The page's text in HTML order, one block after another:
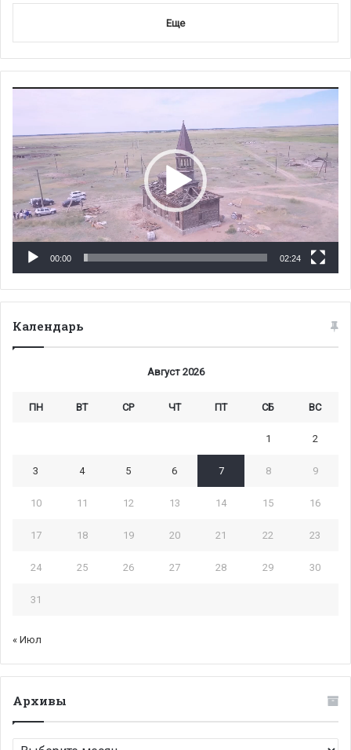
Еще
00:00 02:24
Календарь
Август 2026
ПН ВТ СР ЧТ ПТ СБ ВС
1 2
3 4 5 6 7 8 9
10 11 12 13 14 15 16
17 18 19 20 21 22 23
24 25 26 27 28 29 30
31
« Июл
Архивы
Архивы